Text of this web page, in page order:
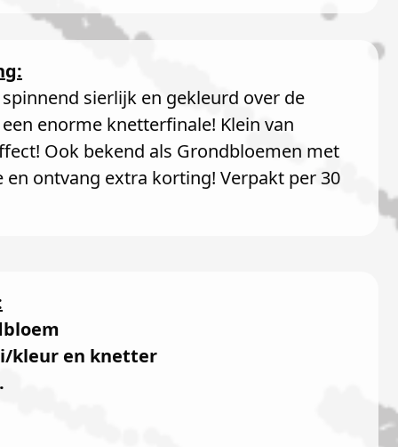
sierlijk en gekleurd over de
enorme knetterfinale! Klein van
Ook bekend als Grondbloemen met
en ontvang extra korting! Verpakt per 30
kleur en knetter